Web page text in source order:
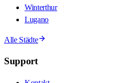
Winterthur
Lugano
Alle Städte
Support